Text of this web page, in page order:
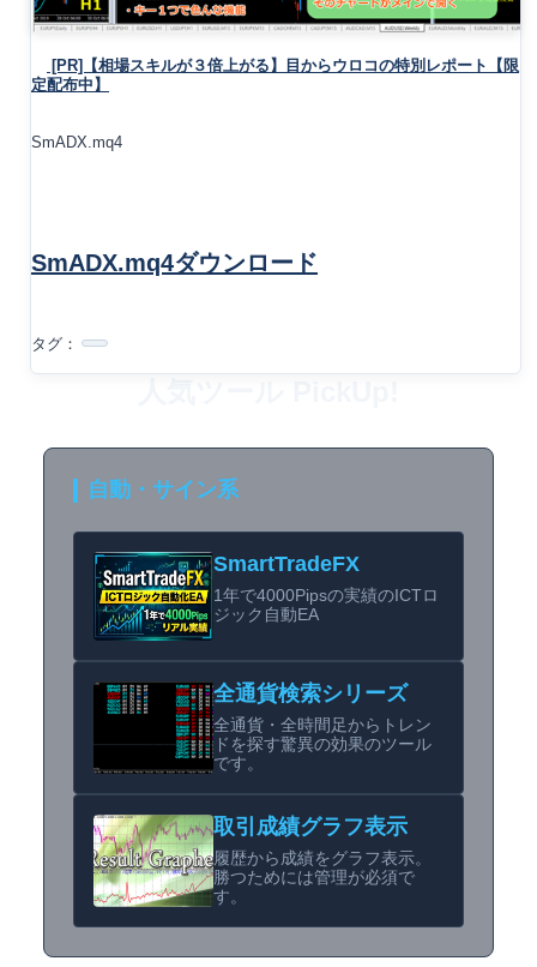
[PR]【相場スキルが３倍上がる】目からウロコの特別レポート【限
定配布中】
SmADX.mq4
SmADX.mq4ダウンロード
タグ：
自動・サイン系
SmartTradeFX
1年で4000Pipsの実績のICTロ
ジック自動EA
全通貨検索シリーズ
全通貨・全時間足からトレン
ドを探す驚異の効果のツール
です。
取引成績グラフ表示
履歴から成績をグラフ表示。
勝つためには管理が必須で
す。